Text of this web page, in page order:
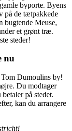
byporte. Byens
på de tætpakkede
bugtende Meuse,
et grønt træ.
steder!
nu
Dumoulins by!
Du modtager
på stedet.
kan du arrangere